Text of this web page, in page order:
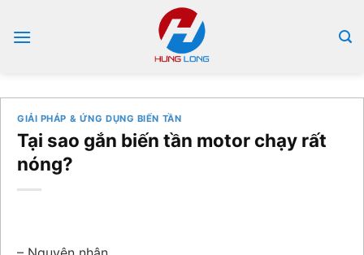
qua
GIẢI PHÁP & ỨNG DỤNG BIẾN TẦN
Tại sao gắn biến tần motor chạy rất
nóng?